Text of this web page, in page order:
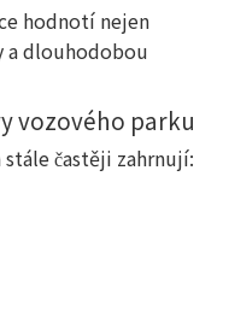
hodnotí nejen
a dlouhodobou
vozového parku
častěji zahrnují: